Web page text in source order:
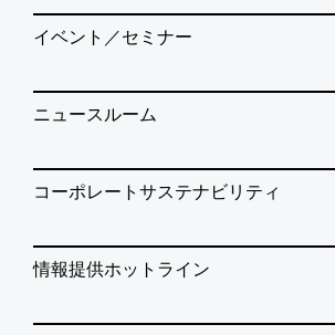
イベント／セミナー
ニュースルーム
コーポレートサステナビリティ
情報提供ホットライン